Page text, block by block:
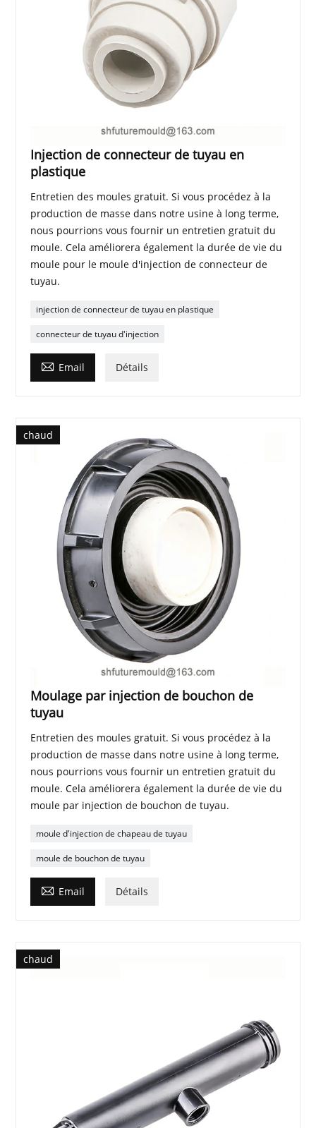
Injection de connecteur de tuyau en
plastique
Entretien des moules gratuit. Si vous procédez à la
production de masse dans notre usine à long terme,
nous pourrions vous fournir un entretien gratuit du
moule. Cela améliorera également la durée de vie du
moule pour le moule d'injection de connecteur de
tuyau.
injection de connecteur de tuyau en plastique
connecteur de tuyau d'injection
 Email Détails
chaud
Moulage par injection de bouchon de
tuyau
Entretien des moules gratuit. Si vous procédez à la
production de masse dans notre usine à long terme,
nous pourrions vous fournir un entretien gratuit du
moule. Cela améliorera également la durée de vie du
moule par injection de bouchon de tuyau.
moule d'injection de chapeau de tuyau
moule de bouchon de tuyau
 Email Détails
chaud